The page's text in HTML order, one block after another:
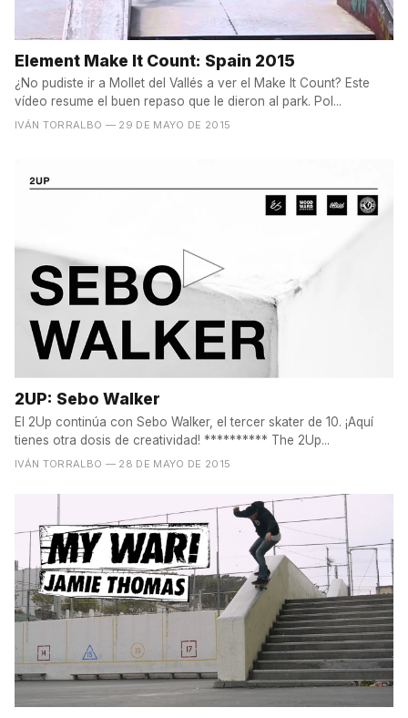
Element Make It Count: Spain 2015
¿No pudiste ir a Mollet del Vallés a ver el Make It Count? Este
vídeo resume el buen repaso que le dieron al park. Pol...
IVÁN TORRALBO — 29 DE MAYO DE 2015
2UP: Sebo Walker
El 2Up continúa con Sebo Walker, el tercer skater de 10. ¡Aquí
tienes otra dosis de creatividad! ********** The 2Up...
IVÁN TORRALBO — 28 DE MAYO DE 2015